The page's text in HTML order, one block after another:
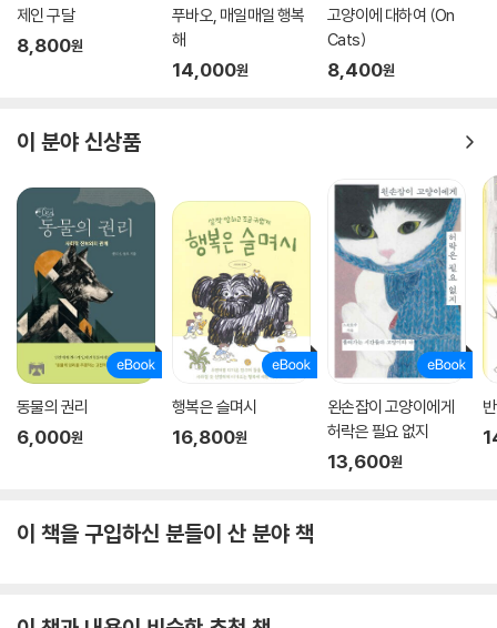
반려견 유치원은 어떻게 찾는지, 가면 무엇을 하는지, 비용은 어느 정도이
고 내 반려견에게 맞는 최고의 원은 어떻게 찾는지도 안내한다. 특히 반려
견 유치원의 하루가 어떻게 흘러가는지 안내한 ‘6장’은, 예비 원생이 있는
제인 구달
8,800원
푸바오, 매일매일 행복
해
14,000원
고양이에 대하여 (On
Cats)
8,400원
이 분야 신상품
동물의 권리
6,000원
행복은 슬며시
16,800원
왼손잡이 고양이에게
허락은 필요 없지
13,600원
이 책을 구입하신 분들이 산 분야 책